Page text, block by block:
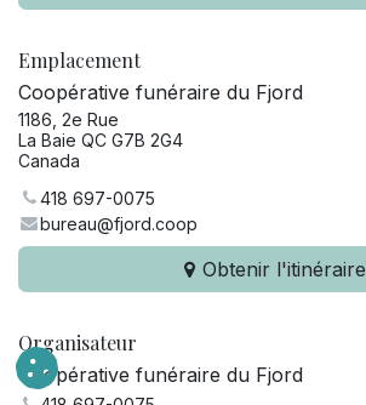
Emplacement
Coopérative funéraire du Fjord
1186, 2e Rue
La Baie QC G7B 2G4
Canada
418 697-0075
bureau@fjord.coop
Obtenir l'itinéraire
Organisateur
Coopérative funéraire du Fjord